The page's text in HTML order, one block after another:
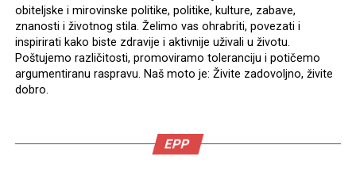
obiteljske i mirovinske politike, politike, kulture, zabave,
znanosti i životnog stila. Želimo vas ohrabriti, povezati i
inspirirati kako biste zdravije i aktivnije uživali u životu.
Poštujemo različitosti, promoviramo toleranciju i potičemo
argumentiranu raspravu. Naš moto je: Živite zadovoljno, živite
dobro.
EPP